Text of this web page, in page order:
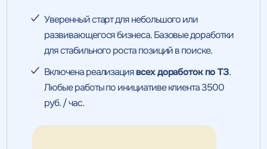
Уверенный старт для небольшого или
развивающегося бизнеса. Базовые доработки
для стабильного роста позиций в поиске.
Включена реализациявсех доработок по ТЗ.
Любые работы по инициативе клиента 3500
руб. / час.